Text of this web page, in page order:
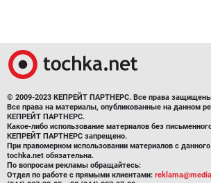
© 2009-2023 КЕПРЕЙТ ПАРТНЕРС. Все права
Все права на материалы, опубликованные на данном
КЕПРЕЙТ ПАРТНЕРС.
Какое-либо использование материалов без
КЕПРЕЙТ ПАРТНЕРС запрещено.
При правомерном использовании материалов с
tochka.net обязательна.
По вопросам рекламы обращайтесь:
Отдел по работе с прямыми клиентами: